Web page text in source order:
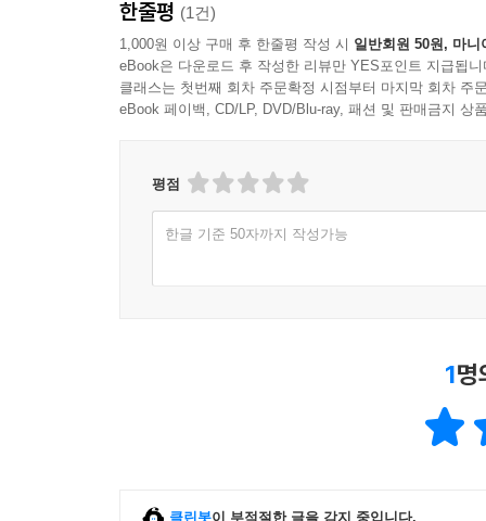
한줄평 (1건)
1,000원 이상 구매 후 한줄평 작성 시 일반회원 50원, 마니
eBook은 다운로드 후 작성한 리뷰만 YES포인트 지급됩니
클래스는 첫번째 회차 주문확정 시점부터 마지막 회차 주
eBook 페이백, CD/LP, DVD/Blu-ray, 패션 및 판매금지 상
평점
한글 기준 50자까지 작성가능
1명
클린봇이 부적절한 글을 감지 중입니다.